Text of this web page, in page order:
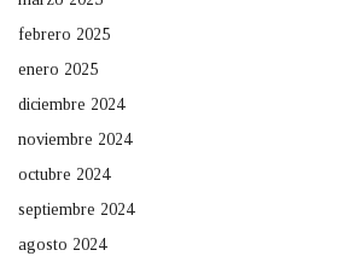
febrero 2025
enero 2025
diciembre 2024
noviembre 2024
octubre 2024
septiembre 2024
agosto 2024